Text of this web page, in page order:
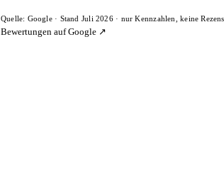
Quelle: Google · Stand Juli 2026 · nur Kennzahlen, keine
Bewertungen auf Google ↗